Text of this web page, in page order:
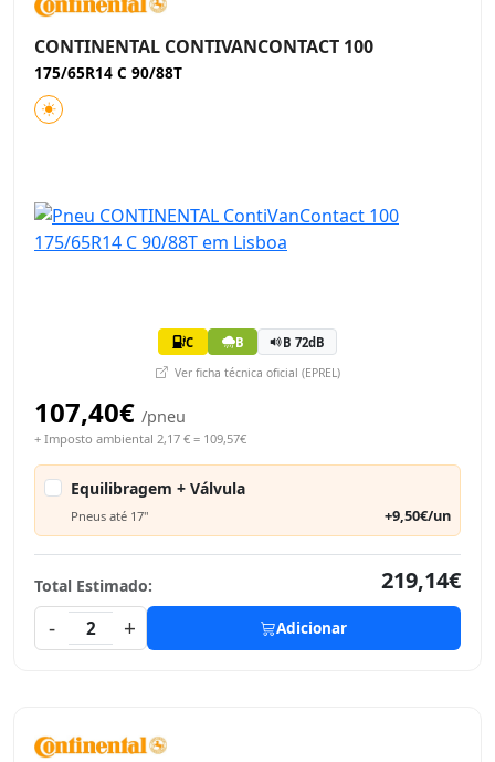
CONTINENTAL CONTIVANCONTACT 100
175/65R14 C 90/88T
C B B 72dB
Ver ficha técnica oficial (EPREL)
107,40€ /pneu
+ Imposto ambiental 2,17 € = 109,57€
Equilibragem + Válvula
Pneus até 17" +9,50€/un
Total Estimado:
219,14€
-
2 + Adicionar